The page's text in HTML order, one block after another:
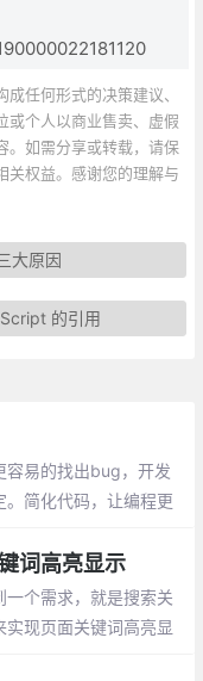
任何形式的决策建议、
或个人以商业售卖、虚假
。如需分享或转载，请保
关权益。感谢您的理解与
大原因
的引用
容易的找出bug，开发
。简化代码，让编程更
词高亮显示
个需求，就是搜索关
现页面关键词高亮显